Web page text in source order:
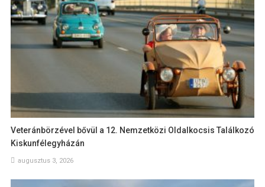
Veteránbörzével bővül a 12. Nemzetközi Oldalkocsis Találkozó
Kiskunfélegyházán
augusztus 3, 2026